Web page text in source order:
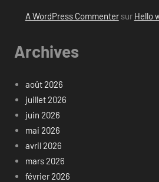
A WordPress Commentersur Hello
Archives
août 2026
juillet 2026
juin 2026
mai 2026
avril 2026
mars 2026
février 2026